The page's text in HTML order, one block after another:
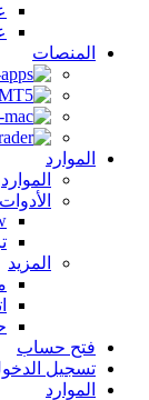
المنصات
الموارد
الموارد
الأدوات
المزيد
فتح حساب
تسجيل
الموارد